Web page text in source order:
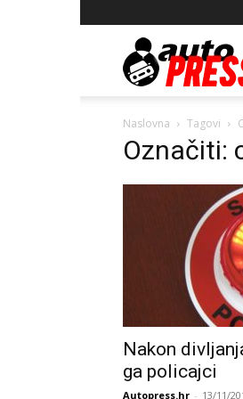
Naslovna Tagovi
Označiti:
Nakon
ga policajci
Autopress.hr - 13/11/